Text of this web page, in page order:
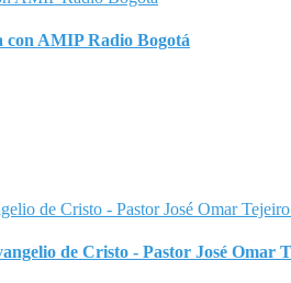
con AMIP Radio Bogotá
de Cristo - Pastor José Omar